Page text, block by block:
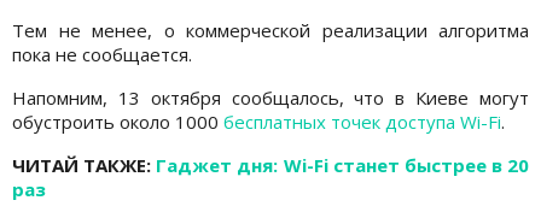
Тем не менее, о коммерческой реализации алгоритма
пока не сообщается.
Напомним, 13 октября сообщалось, что в Киеве могут
обустроить около 1000 бесплатных точек доступа Wi-Fi.
ЧИТАЙ ТАКЖЕ: Гаджет дня: Wi-Fi станет быстрее в 20
раз